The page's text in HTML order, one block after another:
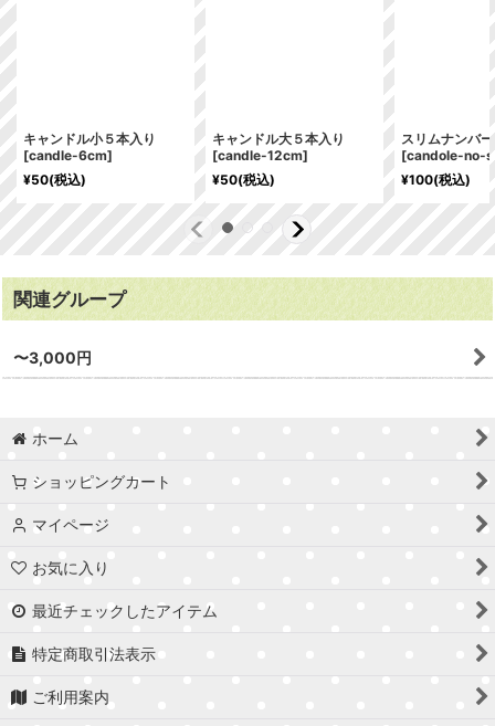
キャンドル小５本入り
[candle-6cm]
¥50(税込)
キャンドル大５本入り
[candle-12cm]
¥50(税込)
スリムナンバ
[candole-no-s
¥100(税込)
関連グループ
〜3,000円
ホーム
ショッピングカート
マイページ
お気に入り
最近チェックしたアイテム
特定商取引法表示
ご利用案内